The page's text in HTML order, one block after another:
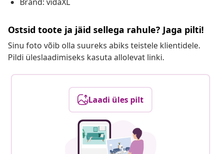
Ostsid toote ja jäid sellega rahule? Jaga pilti!
Sinu foto võib olla suureks abiks teistele klientidele.
Pildi üleslaadimiseks kasuta allolevat linki.
Laadi üles pilt